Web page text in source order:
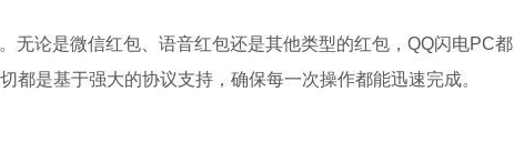
无论是微信红包、语音红包还是其他类型的红包，QQ闪电PC都
是基于强大的协议支持，确保每一次操作都能迅速完成。